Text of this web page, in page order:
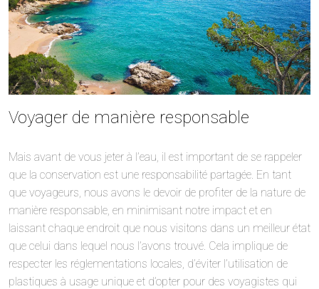
Voyager de manière responsable
Mais avant de vous jeter à l’eau, il est important de se rappeler
que la conservation est une responsabilité partagée. En tant
que voyageurs, nous avons le devoir de profiter de la nature de
manière responsable, en minimisant notre impact et en
laissant chaque endroit que nous visitons dans un meilleur état
que celui dans lequel nous l’avons trouvé. Cela implique de
respecter les réglementations locales, d’éviter l’utilisation de
plastiques à usage unique et d’opter pour des voyagistes qui